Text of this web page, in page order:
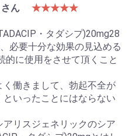
ん
★★★★★
・タダシプ)20mg28
必要十分な効果の見込める
的に使用をさせて頂くこと
働きまして、勃起不全が
いったことにはならない
リスジェネリックのシア